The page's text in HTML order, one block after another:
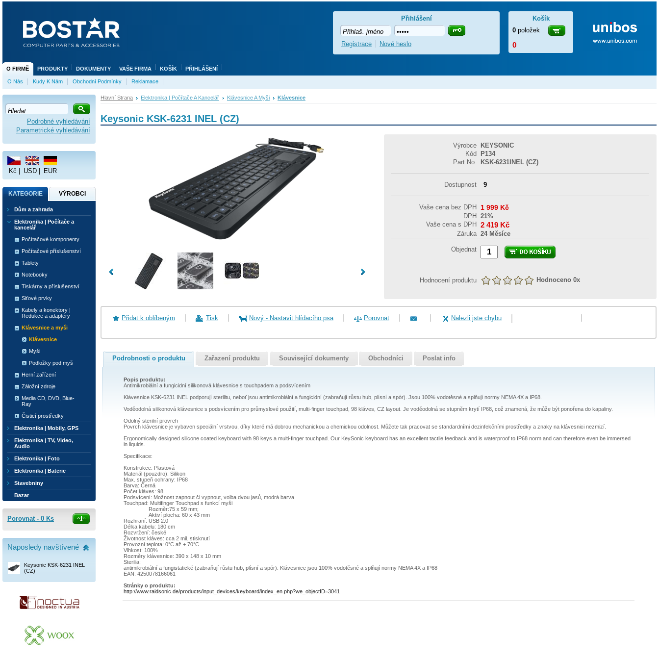
Hlavní Strana Elektronika | Počítače A Kancelář Klávesnice A Myši Klávesnice
Keysonic KSK-6231 INEL (CZ)
Výrobce
KEYSONIC
Kód
P134
Part No.
KSK-6231INEL (CZ)
Dostupnost 9
Vaše cena bez DPH 1 999 Kč
DPH
21%
Vaše cena s DPH
2 419 Kč
Záruka 24 Měsíce
Objednat
Hodnocení produktu Hodnoceno 0x
Přidat k oblíbeným Tisk Nový - Nastavit hlídacího psa Porovnat Nalezli jste chybu
Podrobnosti o produktu Zařazení produktu Související dokumenty Obchodníci Poslat info
Popis produktu:
Antimikrobiální a fungicidní silikonová klávesnice s touchpadem a podsvícením
Klávesnice KSK-6231 INEL podporují sterilitu, neboť jsou antimikrobiální a fungicidní (zabraňují růstu hub, plísní a spór). Jsou 100% vodotěsné a splňují normy NEMA 4X a IP68.
Voděodolná silikonová klávesnice s podsvícením pro průmyslové použití, multi-finger touchpad, 98 kláves, CZ layout. Je voděodolná se stupněm krytí IP68, což znamená, že může být ponořena do kapaliny.
Odolný sterilní provrch
Povrch klávesnice je vybaven speciální vrstvou, díky které má dobrou mechanickou a chemickou odolnost. Můžete tak pracovat se standardními dezinfekčními prostředky a znaky na klávesnici nezmizí.
Ergonomically designed silicone coated keyboard with 98 keys a multi-finger touchpad. Our KeySonic keyboard has an excellent tactile feedback and is waterproof to IP68 norm and can therefore even be immersed
in liquids.
Specifikace:
Konstrukce: Plastová
Materiál (pouzdro): Silikon
Max. stupeň ochrany: IP68
Barva: Černá
Počet kláves: 98
Podsvícení: Možnost zapnout či vypnout, volba dvou jasů, modrá barva
Touchpad: Multifinger Touchpad s funkcí myši
Rozměr:75 x 59 mm;
Aktiví plocha: 60 x 43 mm
Rozhraní: USB 2.0
Délka kabelu: 180 cm
Rozvržení: české
Životnost kláves: cca 2 mil. stisknutí
Provozní teplota: 0°C až + 70°C
Vlhkost: 100%
Rozměry klávesnice: 390 x 148 x 10 mm
Sterilia:
antimikrobiální a fungistatické (zabraňují růstu hub, plísní a spór). Klávesnice jsou 100% vodotěsné a splňují normy NEMA 4X a IP68
EAN: 4250078166061
Stránky o produktu:
http://www.raidsonic.de/products/input_devices/keyboard/index_en.php?we_objectID=3041
Podrobné vyhledávání
Parametrické vyhledávání
Kč USD EUR
KATEGORIE VÝROBCI
Dům a zahrada
Elektronika | Počítače a
kancelář
Počítačové komponenty
Počítačové příslušenství
Tablety
Notebooky
Tiskárny a příslušenství
Siťové prvky
Kabely a konektory |
Redukce a adaptéry
Klávesnice a myši
Klávesnice
Myši
Podložky pod myš
Herní zařízení
Záložní zdroje
Media CD, DVD, Blue-
Ray
Čisticí prostředky
Elektronika | Mobily, GPS
Elektronika | TV, Video,
Audio
Elektronika | Foto
Elektronika | Baterie
Stavebniny
Bazar
Porovnat - 0 Ks
Naposledy navštívené
Keysonic KSK-6231 INEL
(CZ)
O FIRMĚ PRODUKTY DOKUMENTY VAŠE FIRMA KOŠÍK PŘIHLÁŠENÍ
O Nás Kudy K Nám Obchodní Podmínky Reklamace
Košík
0 položek
0
Přihlášení
Registrace Nové heslo